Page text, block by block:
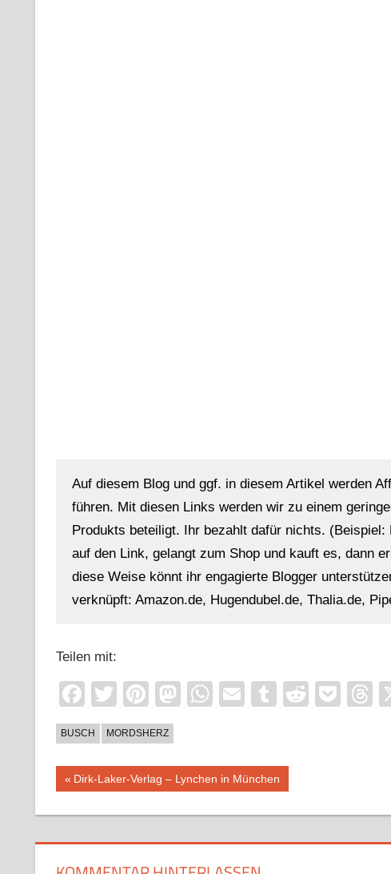
Auf diesem Blog und ggf. in diesem Artikel werden
führen. Mit diesen Links werden wir zu einem
Produkts beteiligt. Ihr bezahlt dafür nichts.
auf den Link, gelangt zum Shop und kauft es, dann
diese Weise könnt ihr engagierte Blogger
verknüpft: Amazon.de, Hugendubel.de, Thalia.de,
Teilen mit:
Facebook
TwitterPinterest
Mastodon
WhatsApp
EmailTumblr
Reddit
BUSCH MORDSHERZ
Beitragsnavigation
Vorheriger
Dirk-Laker-Verlag – Lynchen in München